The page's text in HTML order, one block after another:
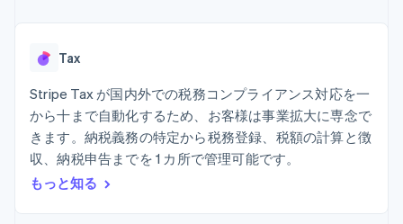
Boost
決済成功率の
Link
スピーディー
な決済
データの同
期
その他
ゲーム
ホスピタリティ、旅行、
レジャー
保険
メディアおよびエンター
テインメント
ビス
と管理
リソース
アプリへの導入
コードサンプル
開発者のブログ
ニュースルーム
お問い合わせ
営業にお問い合わせ
パートナーになる
Tax
Stripe Tax が国内外での税務コンプライアンス対応を一
から十まで自動化するため、お客様は事業拡大に専念で
きます。納税義務の特定から税務登録、税額の計算と徴
収、納税申告までを 1 カ所で管理可能です。
もっと知る